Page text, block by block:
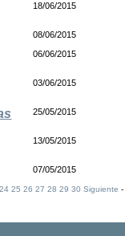
18/06/2015
08/06/2015
06/06/2015
03/06/2015
25/05/2015
13/05/2015
07/05/2015
24 25 26 27 28 29 30 Siguiente -